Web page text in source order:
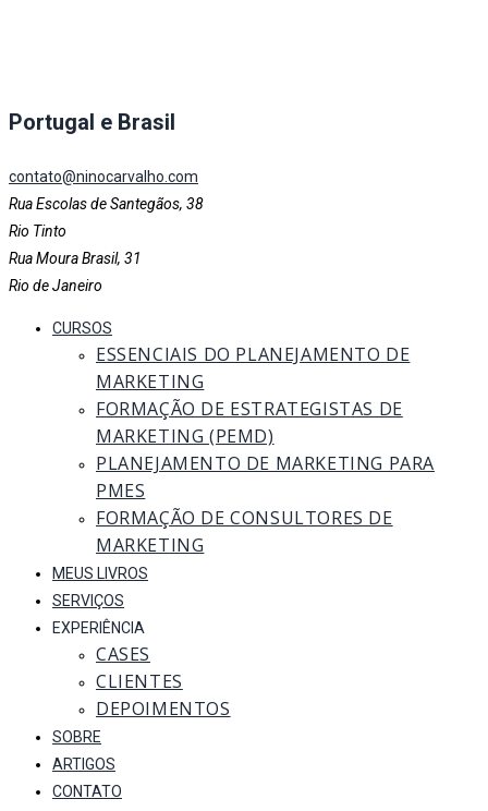
Portugal e Brasil
contato@ninocarvalho.com
Rua Escolas de Santegãos, 38
Rio Tinto
Rua Moura Brasil, 31
Rio de Janeiro
CURSOS
ESSENCIAIS DO PLANEJAMENTO DE
MARKETING
FORMAÇÃO DE ESTRATEGISTAS DE
MARKETING (PEMD)
PLANEJAMENTO DE MARKETING PARA
PMES
FORMAÇÃO DE CONSULTORES DE
MARKETING
MEUS LIVROS
SERVIÇOS
EXPERIÊNCIA
CASES
CLIENTES
DEPOIMENTOS
SOBRE
ARTIGOS
CONTATO